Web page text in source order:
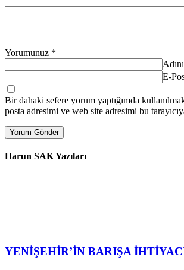
Yorumunuz *
E-
Bir dahaki sefere yorum yaptığımda
posta adresimi ve web site adresimi bu
Yorum Gönder
Harun SAK Yazıları
YENİŞEHİR’İN BARIŞA